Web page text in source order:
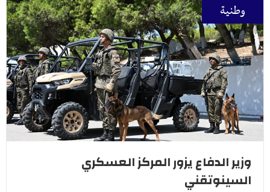
وطنية
وزير الدفاع يزور المركز العسكري
السينوتقني